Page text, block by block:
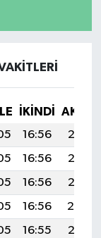
İKINDI
16:56
20:17
16:56
20:16
16:56
20:15
16:56
20:14
16:55
20:13